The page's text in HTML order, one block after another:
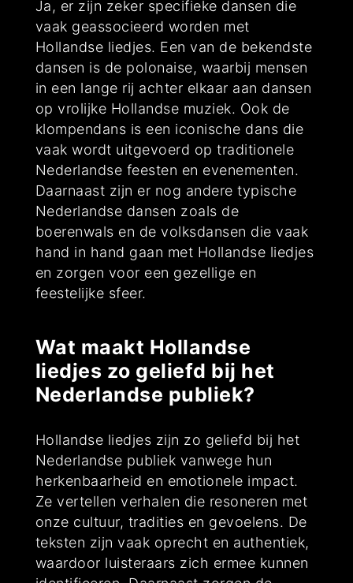
Ja, er zijn zeker specifieke dansen die
vaak geassocieerd worden met
Hollandse liedjes. Een van de bekendste
dansen is de polonaise, waarbij mensen
in een lange rij achter elkaar aan dansen
op vrolijke Hollandse muziek. Ook de
klompendans is een iconische dans die
vaak wordt uitgevoerd op traditionele
Nederlandse feesten en evenementen.
Daarnaast zijn er nog andere typische
Nederlandse dansen zoals de
boerenwals en de volksdansen die vaak
hand in hand gaan met Hollandse liedjes
en zorgen voor een gezellige en
feestelijke sfeer.
Wat maakt Hollandse
liedjes zo geliefd bij het
Nederlandse publiek?
Hollandse liedjes zijn zo geliefd bij het
Nederlandse publiek vanwege hun
herkenbaarheid en emotionele impact.
Ze vertellen verhalen die resoneren met
onze cultuur, tradities en gevoelens. De
teksten zijn vaak oprecht en authentiek,
waardoor luisteraars zich ermee kunnen